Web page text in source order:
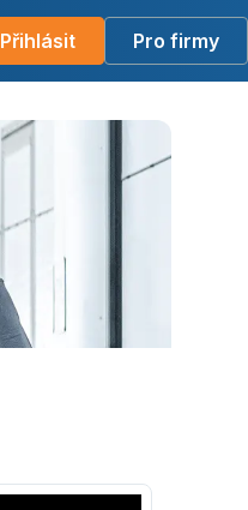
Přihlásit Pro firmy